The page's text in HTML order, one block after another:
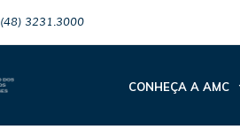
(48) 3231.3000
CONHEÇA A AMC